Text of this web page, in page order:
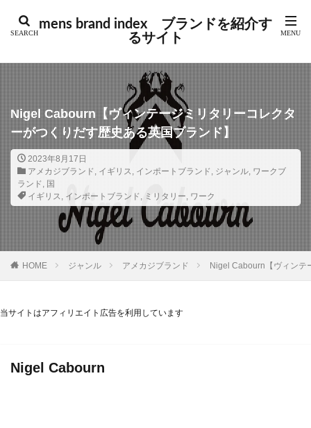
mens brand index ブランドを紹介す
るサイト
Nigel Cabourn【ヴィンテージミリタリーコレクタ
ーがつくりだす歴史ある英国ブランド】
2023年8月17日
アメカジブランド, イギリス, インポートブランド, ジャンル, ワークブ
ランド, 国
イギリス, インポートブランド, ミリタリー, ワーク
HOME ジャンル アメカジブランド Nigel Cabourn【ヴィンテ
当サイトはアフィリエイト広告を利用しています
Nigel Cabourn
タグ
GUIDI アウトドア アクセサリー
アバンギャルド アメカジ アメトラ アメリカ
アルチザン アーカイブ イギリス イタリア
インポート インポートブランド オーダーメイド
カジュアル コラム コレクションブランド
シューズ シューズブランド
スイス スウェーデン スケート ストリート
ストリートブランド スペイン スポーツ
スポーツブランド セントラルセントマーチン
バイカー バッグ パンク